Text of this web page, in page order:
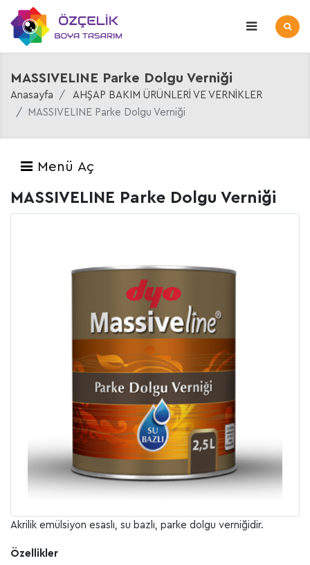
MASSIVELINE Parke Dolgu Verniği
Anasayfa
AHŞAP BAKIM ÜRÜNLERİ VE VERNİKLER
MASSIVELINE Parke Dolgu Verniği
Menü Aç
MASSIVELINE Parke Dolgu Verniği
Akrilik emülsiyon esaslı, su bazlı, parke dolgu verniğidir.
Özellikler